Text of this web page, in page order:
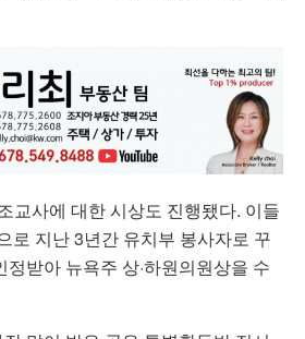
교사에 대한 시상도 진행됐다. 이들
로 지난 3년간 유치부 봉사자로 꾸
받아 뉴욕주 상·하원의원상을 수